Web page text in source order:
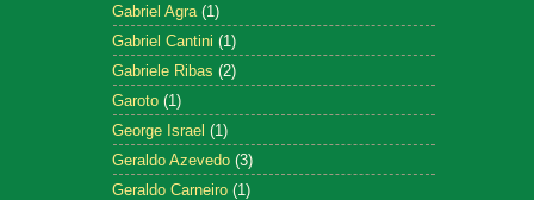
Gabriel Agra (1)
Gabriel Cantini (1)
Gabriele Ribas (2)
Garoto (1)
George Israel (1)
Geraldo Azevedo (3)
Geraldo Carneiro (1)